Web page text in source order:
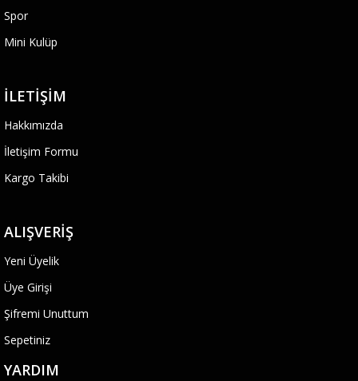
Spor
Mini Kulüp
İLETIŞIM
Hakkımızda
İletişim Formu
Kargo Takibi
ALIŞVERIŞ
Yeni Üyelik
Üye Girişi
Şifremi Unuttum
Sepetiniz
YARDIM